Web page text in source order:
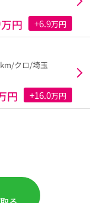
万円 +6.9万円
クロ/埼玉
円 +16.0万円